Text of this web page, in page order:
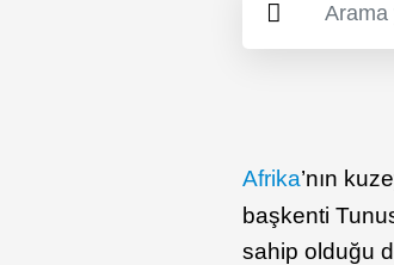
Afrika’nın
başkenti
sahip olduğu